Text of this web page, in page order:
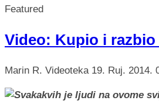
Featured
Video: Kupio i
Marin R. Videoteka 19. Ruj. 2014.